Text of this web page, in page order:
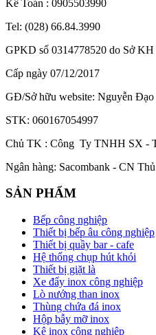
Kế Toán : 0905503990
Tel: (028) 66.84.3990
GPKD số 0314778520 do Sở
Cấp ngày 07/12/2017
GĐ/Sở hữu website: Nguyễn Đạo
STK: 060167054997
Chủ TK : Công Ty TNHH SX -
Ngân hàng: Sacombank - CN
SẢN PHẨM
Bếp công nghiệp
Thiết bị bếp âu công nghiệp
Thiết bị quầy bar - cafe
Hệ thống chụp hút khói
Thiết bị giặt là
Xe đẩy inox công nghiệp
Lò nướng than inox
Thùng chứa đá inox
Hộp bẫy mỡ inox
Kệ inox công nghiệp